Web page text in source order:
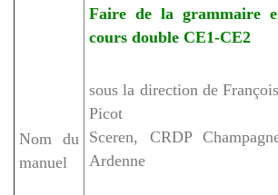
Nom du
manuel
Faire de la grammaire
cours double CE1-CE2
sous la direction de
Picot
Sceren, CRDP
Ardenne